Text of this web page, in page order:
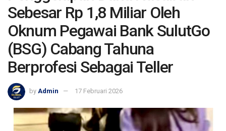
Sebesar Rp 1,8 Miliar Oleh
Oknum Pegawai Bank SulutGo
(BSG) Cabang Tahuna
Berprofesi Sebagai Teller
by Admin 17 Februari 2026